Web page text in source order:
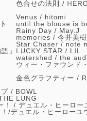
色合せの法則 /
Venus / hitomi
until the blouse is
Rainy Day / May.J
memories / 今井美樹
Star Chaser / note
」 LUCKY STAR / LIL
watershed / the
ウィー・ファウンド
金色グラフティー /
/ BOWL
LUNG
！ / デュエル・ヒーロー
/デュエル・ヒーローユ